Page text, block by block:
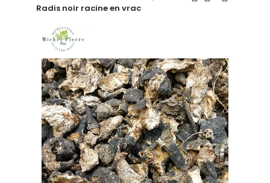
Radis noir racine en vrac